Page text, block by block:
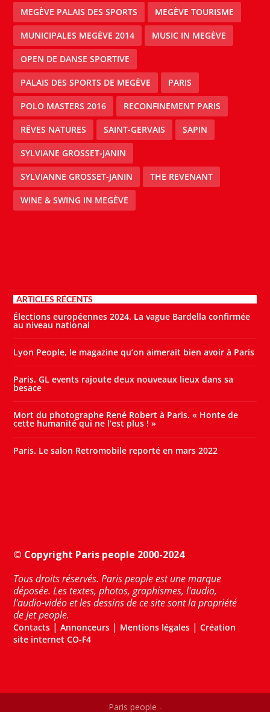
MEGÈVE PALAIS DES SPORTS MEGÈVE TOURISME
MUNICIPALES MEGÈVE 2014 MUSIC IN MEGÈVE
OPEN DE DANSE SPORTIVE
PALAIS DES SPORTS DE MEGÈVE PARIS
POLO MASTERS 2016 RECONFINEMENT PARIS
RÊVES NATURES SAINT-GERVAIS SAPIN
SYLVIANE GROSSET-JANIN
SYLVIANNE GROSSET-JANIN THE REVENANT
WINE & SWING IN MEGÈVE
ARTICLES RÉCENTS
Élections européennes 2024. La vague Bardella confirmée
au niveau national
Lyon People, le magazine qu’on aimerait bien avoir à Paris
Paris. GL events rajoute deux nouveaux lieux dans sa
besace
Mort du photographe René Robert à Paris. « Honte de
cette humanité qui ne l’est plus ! »
Paris. Le salon Retromobile reporté en mars 2022
© Copyright Paris people 2000-2024
Tous droits réservés. Paris people est une marque
déposée. Les textes, photos, graphismes, l'audio,
l'audio-vidéo et les dessins de ce site sont la propriété
de Jet people.
Contacts |Annonceurs | Mentions légales |Création
site internet CO-F4
Paris people -